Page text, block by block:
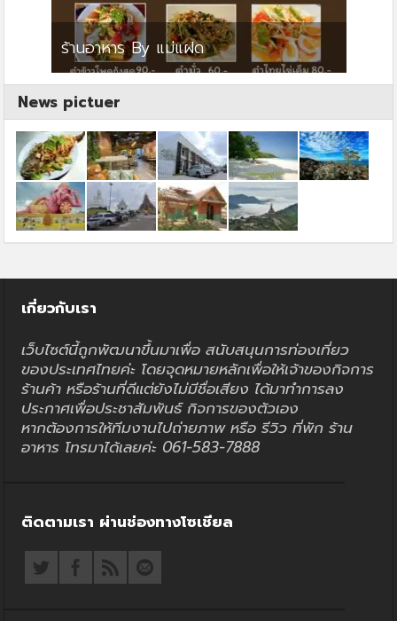
ร้านอาหาร By แม่แฝด
News pictuer
เกี่ยวกับเรา
เว็บไซต์นี้ถูกพัฒนาขึ้นมาเพื่อ สนับสนุนการท่องเที่ยว
ของประเทศไทยค่ะ โดยจุดหมายหลักเพื่อให้เจ้าของกิจการ
ร้านค้า หรือร้านที่ดีแต่ยังไม่มีชื่อเสียง ได้มาทำการลง
ประกาศเพื่อประชาสัมพันธ์ กิจการของตัวเอง
หากต้องการให้ทีมงานไปถ่ายภาพ หรือ รีวิว ที่พัก ร้าน
อาหาร โทรมาได้เลยค่ะ 061-583-7888
ติดตามเรา ผ่านช่องทางโซเชียล